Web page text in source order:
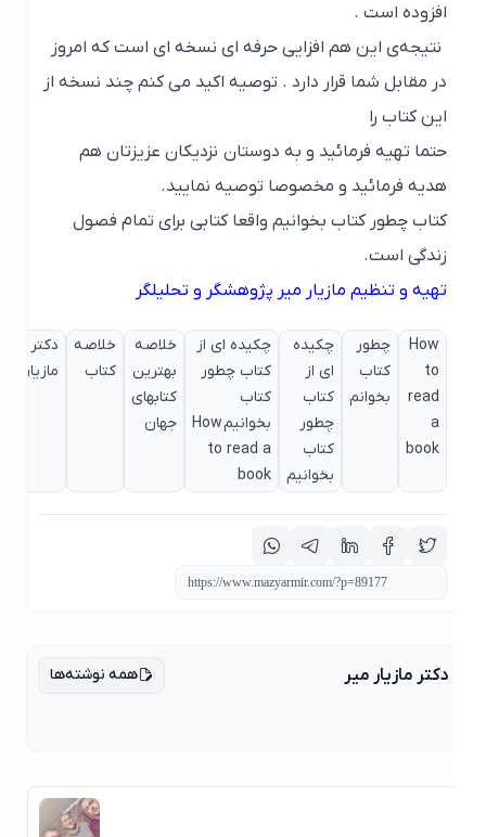
افزوده است .
نتیجه‌ی این هم افزایی حرفه ای نسخه ای است که امروز
در مقابل شما قرار دارد . توصیه اکید می کنم چند نسخه از
این کتاب را
حتما تهیه فرمائید و به دوستان نزدیکان عزیزتان هم
هدیه فرمائید و مخصوصا توصیه نمایید.
کتاب چطور کتاب بخوانیم واقعا کتابی برای تمام فصول
زندگی است.
تهیه و تنظیم مازیار میر پژوهشگر و تحلیلگر
book
چطور
بخوانم
چکیده
ای از
کتاب
چطور
بخوانیم
چکیده ای از
کتاب چطور
بخوانیم How
to read a
book
خلاصه
بهترین
کتابهای
جهان
خلاصه
کتاب
دکتر
مازیارمیر
دکتر مازیار میر همه نوشته‌ها